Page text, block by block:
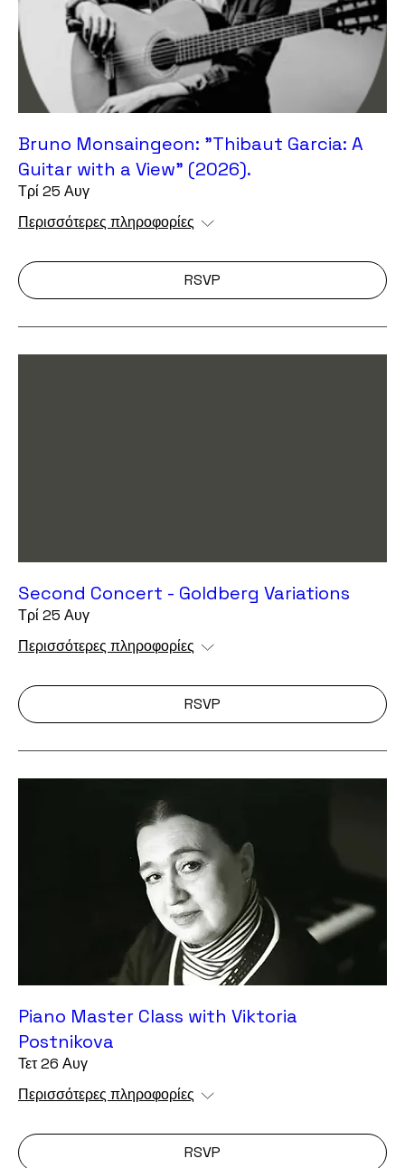
Bruno Monsaingeon: "Thibaut Garcia: A
Guitar with a View" (2026).
Τρί 25 Αυγ
Περισσότερες πληροφορίες
RSVP
Second Concert - Goldberg Variations
Τρί 25 Αυγ
Περισσότερες πληροφορίες
RSVP
Piano Master Class with Viktoria
Postnikova
Τετ 26 Αυγ
Περισσότερες πληροφορίες
RSVP